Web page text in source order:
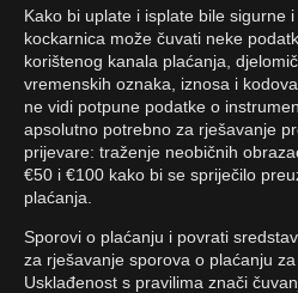
Kako bi uplate i isplate bile sigurne
kockarnica može čuvati neke
korištenog kanala plaćanja,
vremenskih oznaka, iznosa i
ne vidi potpune podatke o
apsolutno potrebno za rješavanje
prijevare: traženje neobičnih
€50 i €100 kako bi se spriječilo
plaćanja.
Sporovi o plaćanju i povrati
za rješavanje sporova o plaćanju
Usklađenost s pravilima znači